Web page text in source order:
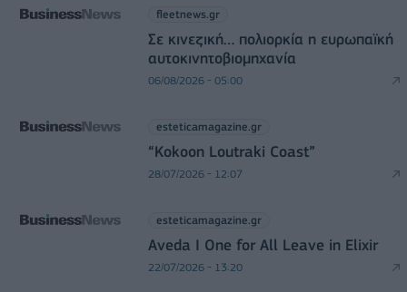
fleetnews.gr
Σε κινεζική… πολιορκία η ευρωπαϊκή
αυτοκινητοβιομηχανία
06/08/2026 - 05:00
esteticamagazine.gr
“Kokoon Loutraki Coast”
28/07/2026 - 12:07
esteticamagazine.gr
Aveda I One for All Leave in Elixir
22/07/2026 - 13:20